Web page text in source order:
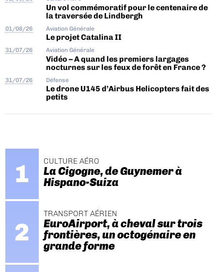
Un vol commémoratif pour le centenaire de
la traversée de Lindbergh
01/08/26 Aviation Générale
Le projet Catalina II
31/07/26 Aviation Générale
Vidéo – A quand les premiers largages
nocturnes sur les feux de forêt en France ?
31/07/26 Défense
Le drone U145 d’Airbus Helicopters fait des
petits
CULTURE AÉRO
La Cigogne, de Guynemer à
Hispano-Suiza
TRANSPORT AÉRIEN
EuroAirport, à cheval sur trois
frontières, un octogénaire en
grande forme